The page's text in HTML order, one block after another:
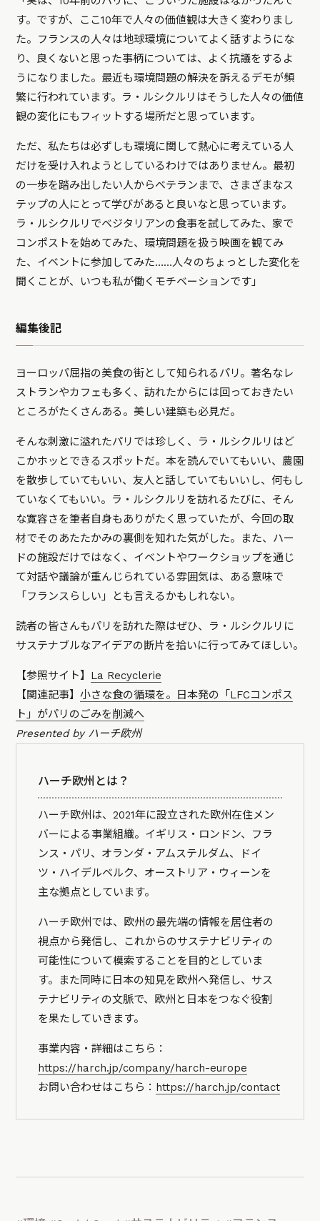
す。ですが、ここ10年で人々の価値観は大きく変わりまし
た。フランスの人々は地球環境についてよく話すようにな
り、良くないと思った事柄については、よく抗議をするよ
うになりました。最近も環境問題の解決を訴えるデモが頻
繁に行われています。ラ・ルシクルリはそうした人々の価値
観の変化にもフィットする場所だと思っています。
ただ、私たちは必ずしも環境に関して熱心に考えている人
だけを受け入れようとしているわけではありません。最初
の一歩を踏み出したい人からベテランまで、さまざまなス
テップの人にとって学びがあると良いなと思っています。
ラ・ルシクルリでベジタリアンの食事を試してみた、家で
コンポストを始めてみた、環境問題を扱う映画を観てみ
た、イベントに参加してみた……人々のちょっとした変化を
聞くことが、いつも私が働くモチベーションです」
編集後記
ヨーロッパ屈指の美食の街として知られるパリ。著名なレ
ストランやカフェも多く、訪れたからには回っておきたい
ところがたくさんある。美しい建築も必見だ。
そんな刺激に溢れたパリでは珍しく、ラ・ルシクルリはど
こかホッとできるスポットだ。本を読んでいてもいい、農園
を散歩していてもいい、友人と話していてもいいし、何もし
ていなくてもいい。ラ・ルシクルリを訪れるたびに、そん
な寛容さを筆者自身もありがたく思っていたが、今回の取
材でそのあたたかみの裏側を知れた気がした。また、ハー
ドの施設だけではなく、イベントやワークショップを通じ
て対話や議論が重んじられている雰囲気は、ある意味で
「フランスらしい」とも言えるかもしれない。
読者の皆さんもパリを訪れた際はぜひ、ラ・ルシクルリに
サステナブルなアイデアの断片を拾いに行ってみてほしい。
【参照サイト】 La Recyclerie
【関連記事】小さな食の循環を。日本発の「LFCコンポス
ト」がパリのごみを削減へ
Presented by ハーチ欧州
ハーチ欧州とは？
ハーチ欧州は、2021年に設立された欧州在住メン
バーによる事業組織。イギリス・ロンドン、フラ
ンス・パリ、オランダ・アムステルダム、ドイ
ツ・ハイデルベルク、オーストリア・ウィーンを
主な拠点としています。
ハーチ欧州では、欧州の最先端の情報を居住者の
視点から発信し、これからのサステナビリティの
可能性について模索することを目的としていま
す。また同時に日本の知見を欧州へ発信し、サス
テナビリティの文脈で、欧州と日本をつなぐ役割
を果たしていきます。
事業内容・詳細はこちら：
https://harch.jp/company/harch-europe
お問い合わせはこちら： https://harch.jp/contact